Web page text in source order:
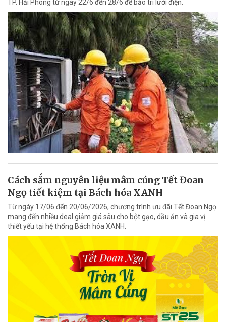
TP. Hải Phòng từ ngày 22/6 đến 28/6 để bảo trì lưới điện.
Cách sắm nguyên liệu mâm cúng Tết Đoan
Ngọ tiết kiệm tại Bách hóa XANH
Từ ngày 17/06 đến 20/06/2026, chương trình ưu đãi Tết Đoan Ngọ
mang đến nhiều deal giảm giá sâu cho bột gạo, dầu ăn và gia vị
thiết yếu tại hệ thống Bách hóa XANH.